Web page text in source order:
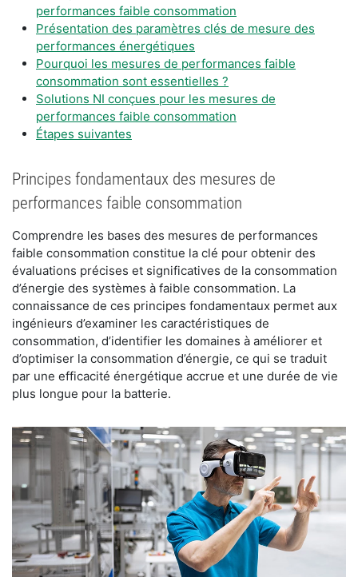
performances faible consommation
Présentation des paramètres clés de mesure des
performances énergétiques
Pourquoi les mesures de performances faible
consommation sont essentielles ?
Solutions NI conçues pour les mesures de
performances faible consommation
Étapes suivantes
Principes fondamentaux des mesures de
performances faible consommation
Comprendre les bases des mesures de performances
faible consommation constitue la clé pour obtenir des
évaluations précises et significatives de la consommation
d’énergie des systèmes à faible consommation. La
connaissance de ces principes fondamentaux permet aux
ingénieurs d’examiner les caractéristiques de
consommation, d’identifier les domaines à améliorer et
d’optimiser la consommation d’énergie, ce qui se traduit
par une efficacité énergétique accrue et une durée de vie
plus longue pour la batterie.